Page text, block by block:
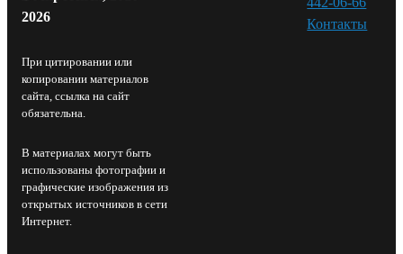
2026
При цитировании или
копировании материалов
сайта, ссылка на сайт
обязательна.
В материалах могут быть
использованы фотографии и
графические изображения из
открытых источников в сети
Интернет.
Контакты⁠